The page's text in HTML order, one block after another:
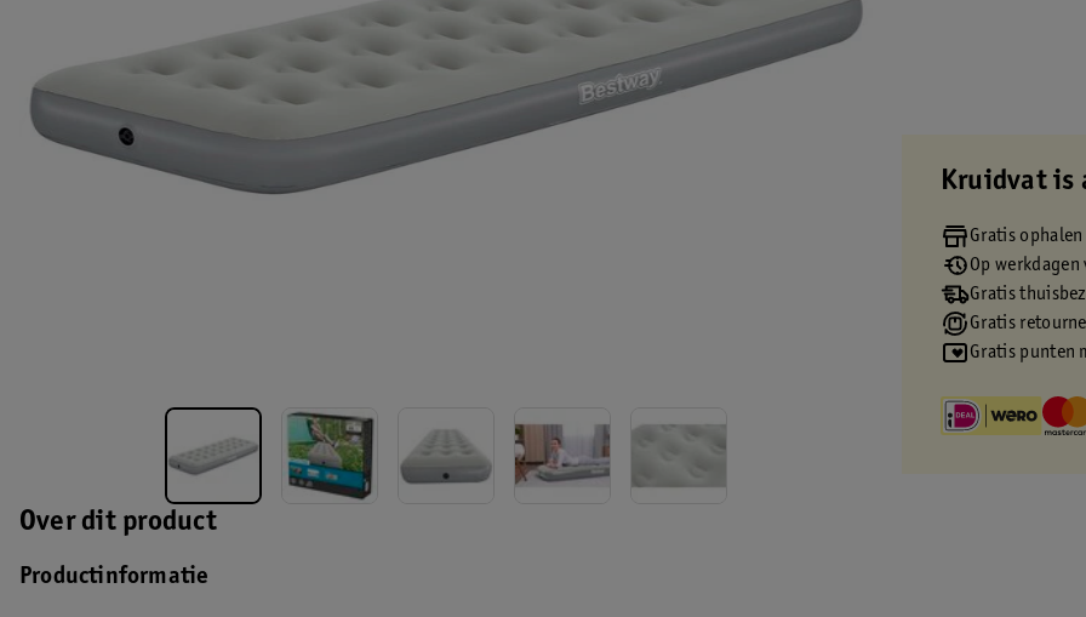
Over dit product
Productinformatie
Kruidvat is
Gratis
Op
Gratis
Gratis
Gratis punten